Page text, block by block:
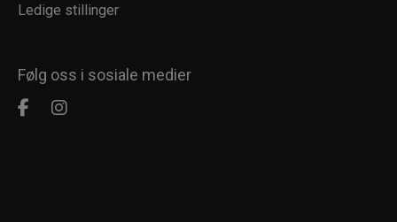
Ledige stillinger
Følg oss i sosiale medier